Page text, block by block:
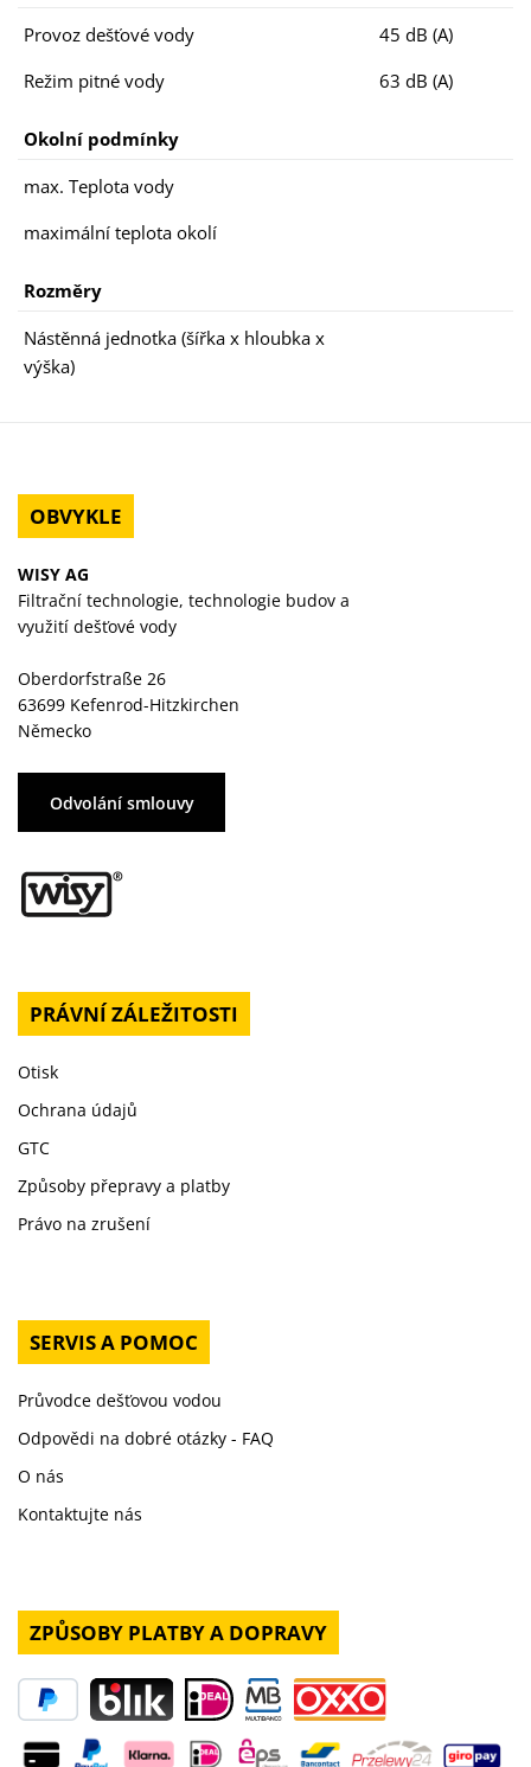
Provoz dešťové vody
45 dB (A)
Režim pitné vody
63 dB (A)
Okolní podmínky
max. Teplota vody
maximální teplota okolí
Rozměry
Nástěnná jednotka (šířka x hloubka x
výška)
OBVYKLE
WISY AG
Filtrační technologie, technologie budov a
využití dešťové vody
Oberdorfstraße 26
63699 Kefenrod-Hitzkirchen
Německo
Odvolání smlouvy
PRÁVNÍ ZÁLEŽITOSTI
Otisk
Ochrana údajů
GTC
Způsoby přepravy a platby
Právo na zrušení
SERVIS A POMOC
Průvodce dešťovou vodou
Odpovědi na dobré otázky - FAQ
O nás
Kontaktujte nás
ZPŮSOBY PLATBY A DOPRAVY